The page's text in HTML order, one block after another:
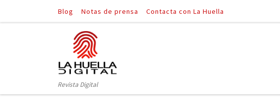
Saltar al contenido
Blog Notas de prensa Contacta con La Huella
Revista Digital